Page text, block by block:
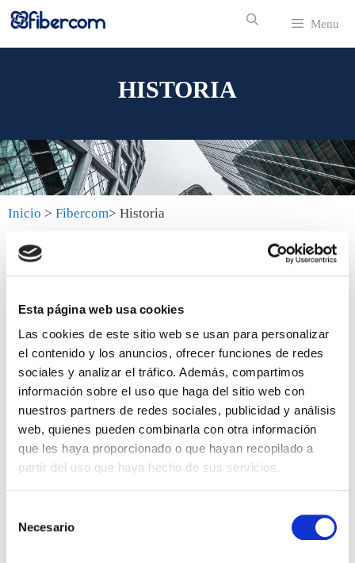
Esta página web usa cookies
Las cookies de este sitio web se usan para personalizar
el contenido y los anuncios, ofrecer funciones de redes
sociales y analizar el tráfico. Además, compartimos
información sobre el uso que haga del sitio web con
nuestros partners de redes sociales, publicidad y análisis
web, quienes pueden combinarla con otra información
que les haya proporcionado o que hayan recopilado a
partir del uso que haya hecho de sus servicios.
Necesario
Menu
HISTORIA
Inicio > Fibercom> Historia